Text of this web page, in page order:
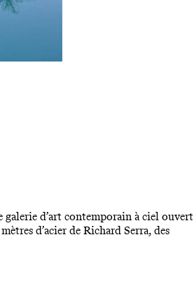
d’art contemporain à ciel ouvert
d’acier de Richard Serra, des